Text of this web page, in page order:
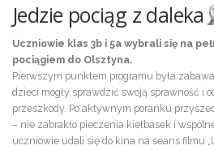
Jedzie pociąg z daleka
Uczniowie klas 3b i 5a wybrali się na
pociągiem do Olsztyna.
Pierwszym punktem programu była
dzieci mogły sprawdzić swoją sprawność i
przeszkody. Po aktywnym poranku
– nie zabrakło pieczenia kiełbasek i
uczniowie udali się do kina na seans filmu